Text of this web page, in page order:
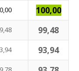
100,00
99,48
93,94